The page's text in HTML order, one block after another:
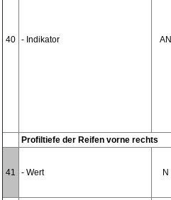
40 - Indikator AN
Profiltiefe der Reifen vorne rechts
41 - Wert N